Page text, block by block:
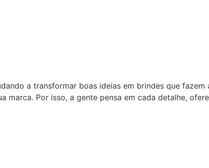
a transformar boas ideias em brindes que
marca. Por isso, a gente pensa em cada detalhe,